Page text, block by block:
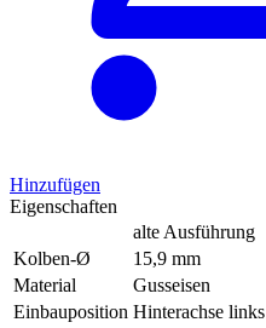
Hinzufügen
Eigenschaften
alte Ausführung
Kolben-Ø
15,9 mm
Material
Gusseisen
Einbauposition Hinterachse links